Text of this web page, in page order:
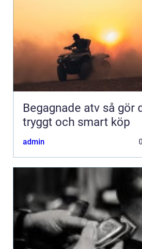
Begagnade atv så gör du ett
tryggt och smart köp
admin